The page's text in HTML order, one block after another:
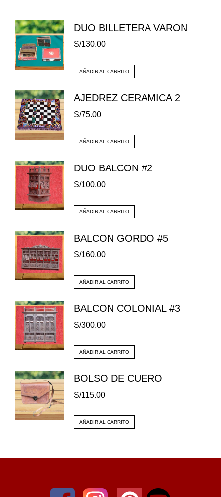
DUO BILLETERA VARON
S/130.00
AÑADIR AL CARRITO
AJEDREZ CERAMICA 2
S/75.00
AÑADIR AL CARRITO
DUO BALCON #2
S/100.00
AÑADIR AL CARRITO
BALCON GORDO #5
S/160.00
AÑADIR AL CARRITO
BALCON COLONIAL #3
S/300.00
AÑADIR AL CARRITO
BOLSO DE CUERO
S/115.00
AÑADIR AL CARRITO